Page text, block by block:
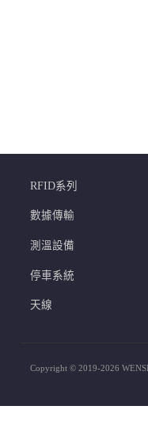
RFID系列
數據傳輸
測溫設備
停車系統
天線
Copyright © 2019-2026